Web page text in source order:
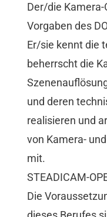
Der/die
Vorgaben des
Er/sie kennt die
beherrscht die
und deren
realisieren und
von Kamera-
mit.
STEADICAM-
Die